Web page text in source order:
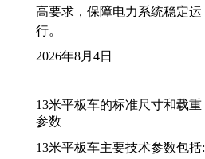
高要求，保障电力系统稳定运
行。
2026年8月4日
13米平板车的标准尺寸和载重
参数
13米平板车主要技术参数包括: